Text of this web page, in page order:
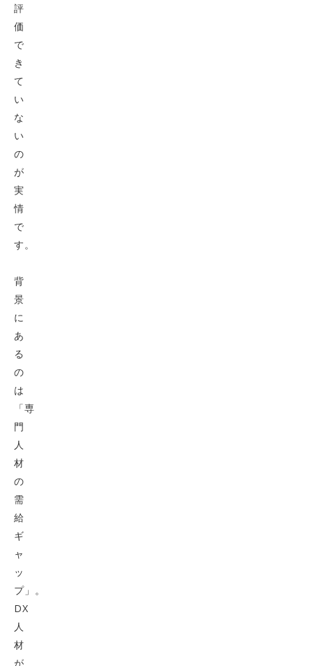
評
価
で
き
て
い
な
い
の
が
実
情
で
す。
背
景
に
あ
る
の
は
「専
門
人
材
の
需
給
ギ
ャ
ッ
プ」。
DX
人
材
が